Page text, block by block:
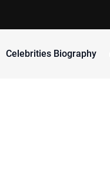
Celebrities Biography